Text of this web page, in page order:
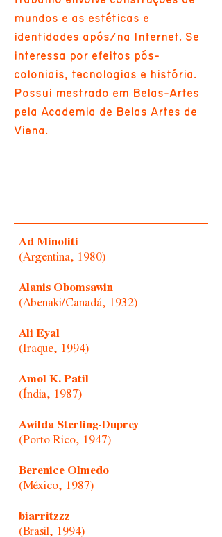
mundos e as estéticas e
identidades após/na Internet. Se
interessa por efeitos pós-
coloniais, tecnologias e história.
Possui mestrado em Belas-Artes
pela Academia de Belas Artes de
Viena.
Ad Minoliti
(Argentina, 1980)
Alanis Obomsawin
(Abenaki/Canadá, 1932)
Ali Eyal
(Iraque, 1994)
Amol K. Patil
(Índia, 1987)
Awilda Sterling-Duprey
(Porto Rico, 1947)
Berenice Olmedo
(México, 1987)
biarritzzz
(Brasil, 1994)